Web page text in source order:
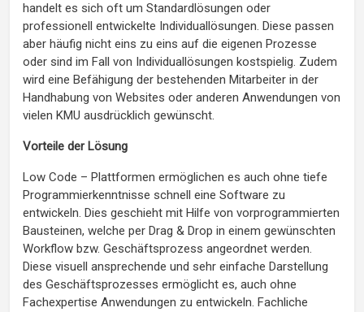
handelt es sich oft um Standardlösungen oder
professionell entwickelte Individuallösungen. Diese passen
aber häufig nicht eins zu eins auf die eigenen Prozesse
oder sind im Fall von Individuallösungen kostspielig. Zudem
wird eine Befähigung der bestehenden Mitarbeiter in der
Handhabung von Websites oder anderen Anwendungen von
vielen KMU ausdrücklich gewünscht.
Vorteile der Lösung
Low Code – Plattformen ermöglichen es auch ohne tiefe
Programmierkenntnisse schnell eine Software zu
entwickeln. Dies geschieht mit Hilfe von vorprogrammierten
Bausteinen, welche per Drag & Drop in einem gewünschten
Workflow bzw. Geschäftsprozess angeordnet werden.
Diese visuell ansprechende und sehr einfache Darstellung
des Geschäftsprozesses ermöglicht es, auch ohne
Fachexpertise Anwendungen zu entwickeln. Fachliche